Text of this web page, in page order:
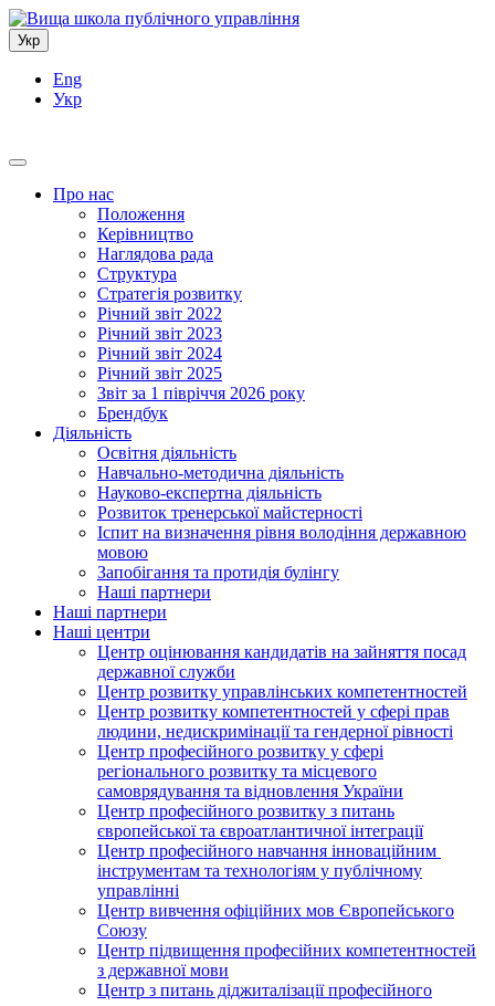
Укр
Eng
Укр
Про нас
Положення
Керівництво
Наглядова рада
Структура
Стратегія розвитку
Річний звіт 2022
Річний звіт 2023
Річний звіт 2024
Річний звіт 2025
Звіт за 1 півріччя 2026 року
Брендбук
Діяльність
Освітня діяльність
Навчально-методична діяльність
Науково-експертна діяльність
Розвиток тренерської майстерності
Іспит на визначення рівня володіння державною
мовою
Запобігання та протидія булінгу
Наші партнери
Наші партнери
Наші центри
Центр оцінювання кандидатів на зайняття посад
державної служби
Центр розвитку управлінських компетентностей
Центр розвитку компетентностей у сфері прав
людини, недискримінації та гендерної рівності
Центр професійного розвитку у сфері
регіонального розвитку та місцевого
самоврядування та відновлення України
Центр професійного розвитку з питань
європейської та євроатлантичної інтеграції
Центр професійного навчання інноваційним
інструментам та технологіям у публічному
управлінні
Центр вивчення офіційних мов Європейського
Союзу
Центр підвищення професійних компетентностей
з державної мови
Центр з питань діджиталізації професійного